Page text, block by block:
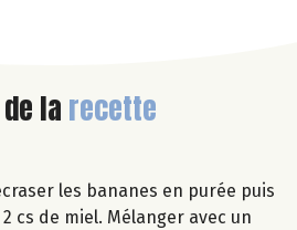
de la recette
les bananes en purée puis
cs de miel. Mélanger avec un